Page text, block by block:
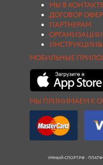
МЫ В КОНТАКТЕ
ДОГОВОР
ПАРТНЕРАМ
ОРГАНИЗАЦИИ
МОБИЛЬНЫЕ
МЫ ПРИНИМАЕМ К
УМНЫЙ-СПОРТ.РФ -